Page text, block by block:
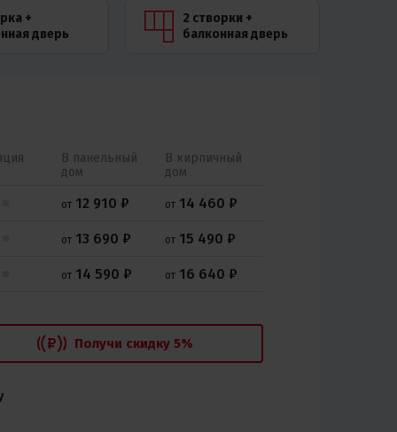
+
дверь
2 створки +
балконная дверь
В панельный
дом
В кирпичный
дом
от 12 910 от 14 460
от 13 690 от 15 490
от 14 590 от 16 640
Получи скидку 5%